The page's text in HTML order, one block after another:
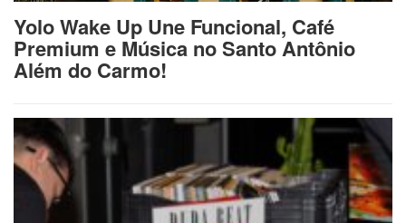
Yolo Wake Up Une Funcional, Café
Premium e Música no Santo Antônio
Além do Carmo!